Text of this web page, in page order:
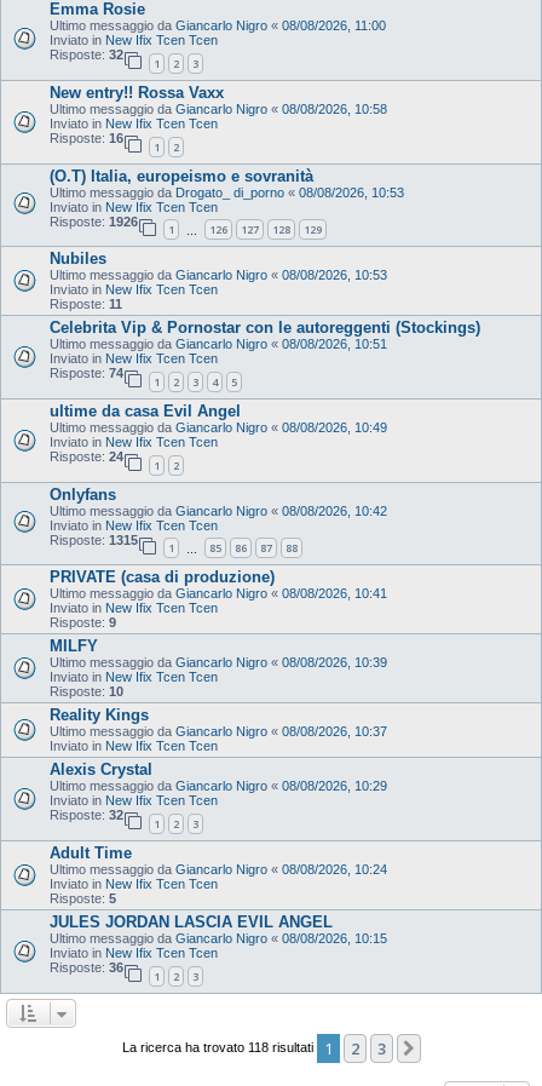
Emma Rosie
Ultimo messaggio da Giancarlo Nigro « 08/08/2026, 11:00
Inviato in New Ifix Tcen Tcen
Risposte: 32
1 2 3
New entry!! Rossa Vaxx
Ultimo messaggio da Giancarlo Nigro « 08/08/2026, 10:58
Inviato in New Ifix Tcen Tcen
Risposte: 16
1 2
(O.T) Italia, europeismo e sovranità
Ultimo messaggio da Drogato_ di_porno « 08/08/2026, 10:53
Inviato in New Ifix Tcen Tcen
Risposte: 1926
1 126 127 128 129
Nubiles
Ultimo messaggio da Giancarlo Nigro « 08/08/2026, 10:53
Inviato in New Ifix Tcen Tcen
Risposte: 11
Celebrita Vip & Pornostar con le autoreggenti (Stockings)
Ultimo messaggio da Giancarlo Nigro « 08/08/2026, 10:51
Inviato in New Ifix Tcen Tcen
Risposte: 74
1 2 3 4 5
ultime da casa Evil Angel
Ultimo messaggio da Giancarlo Nigro « 08/08/2026, 10:49
Inviato in New Ifix Tcen Tcen
Risposte: 24
1 2
Onlyfans
Ultimo messaggio da Giancarlo Nigro « 08/08/2026, 10:42
Inviato in New Ifix Tcen Tcen
Risposte: 1315
1 85 86 87 88
PRIVATE (casa di produzione)
Ultimo messaggio da Giancarlo Nigro « 08/08/2026, 10:41
Inviato in New Ifix Tcen Tcen
Risposte: 9
MILFY
Ultimo messaggio da Giancarlo Nigro « 08/08/2026, 10:39
Inviato in New Ifix Tcen Tcen
Risposte: 10
Reality Kings
Ultimo messaggio da Giancarlo Nigro « 08/08/2026, 10:37
Inviato in New Ifix Tcen Tcen
Alexis Crystal
Ultimo messaggio da Giancarlo Nigro « 08/08/2026, 10:29
Inviato in New Ifix Tcen Tcen
Risposte: 32
1 2 3
Adult Time
Ultimo messaggio da Giancarlo Nigro « 08/08/2026, 10:24
Inviato in New Ifix Tcen Tcen
Risposte: 5
JULES JORDAN LASCIA EVIL ANGEL
Ultimo messaggio da Giancarlo Nigro « 08/08/2026, 10:15
Inviato in New Ifix Tcen Tcen
Risposte: 36
1 2 3
La ricerca ha trovato 118 risultati 1 2 3